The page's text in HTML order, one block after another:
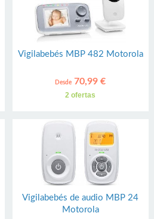
Vigilabebés MBP 482 Motorola
Desde 70,99 €
2 ofertas
Vigilabebés de audio MBP 24
Motorola